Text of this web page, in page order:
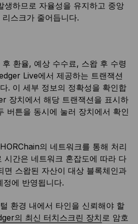
생하므로 자율성을 유지하고 중앙
스크가 줄어듭니다.
환율, 예상 수수료, 스왑 후 수령
Live에서 제공하는 트랜잭션
. 이 세부 정보의 정확성을 확인합
장치에서 해당 트랜잭션을 표시하
버튼을 동시에 눌러 장치에서 확인
의 네트워크를 통해 처리
시간은 네트워크 혼잡도에 따라 다
면 스왑된 자산이 대상 블록체인과
에 반영됩니다.
환경 내에서 타인을 신뢰해야 할
의 최신 터치스크린 장치로 암호